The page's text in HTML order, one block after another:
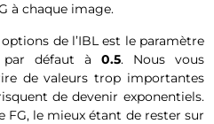
à chaque image.
de l’IBL est le paramètre
défaut à 0.5. Nous vous
de valeurs trop importantes
de devenir exponentiels.
FG, le mieux étant de rester sur